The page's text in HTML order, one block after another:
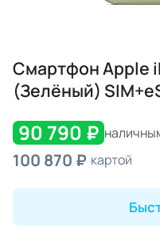
Смартфон Apple
(Зелёный)
90 790 ₽
100 870 ₽ картой